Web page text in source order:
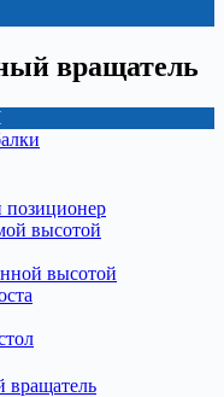
вращатель
позиционер
высотой
высотой
вращатель